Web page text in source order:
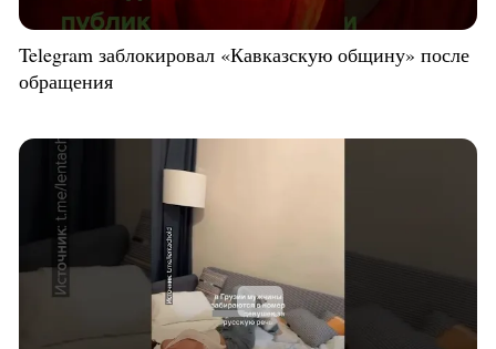
Telegram заблокировал «Кавказскую общину» после
обращения